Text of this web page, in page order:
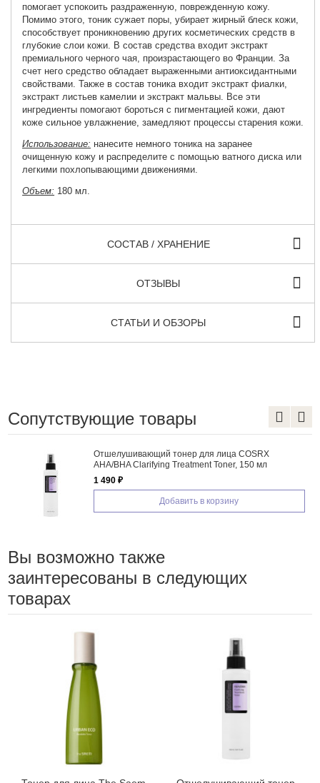
помогает успокоить раздраженную, поврежденную кожу.
Помимо этого, тоник сужает поры, убирает жирный блеск кожи,
способствует проникновению других косметических средств в
глубокие слои кожи. В состав средства входит экстракт
премиального черного чая, произрастающего во Франции. За
счет него средство обладает выраженными антиоксидантными
свойствами. Также в состав тоника входит экстракт фиалки,
экстракт листьев камелии и экстракт мальвы. Все эти
ингредиенты помогают бороться с пигментацией кожи, дают
коже сильное увлажнение, замедляют процессы старения кожи.
Использование: нанесите немного тоника на заранее
очищенную кожу и распределите с помощью ватного диска или
легкими похлопывающими движениями.
Объем: 180 мл.
СОСТАВ / ХРАНЕНИЕ
ОТЗЫВЫ
СТАТЬИ И ОБЗОРЫ
Сопутствующие товары
Отшелушивающий тонер для лица COSRX
AHA/BHA Clarifying Treatment Toner, 150 мл
1 490 ₽
Добавить в корзину
Вы возможно также
заинтересованы в следующих
товарах